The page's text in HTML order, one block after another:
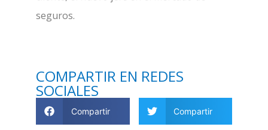
seguros.
COMPARTIR EN REDES
SOCIALES
Compartir Compartir